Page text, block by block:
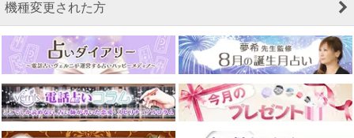
機種変更された方